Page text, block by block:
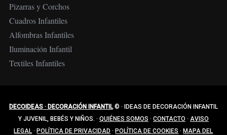
Pizarras y Corchos
Cuadros Infantiles
Alfombras Infantiles
Iluminación Infantil
Textiles Infantiles
DECOIDEAS · DECORACIÓN INFANTIL© · IDEAS DE DECORACIÓN INFANTIL
Y JUVENIL, BEBÉS Y NIÑOS. · QUIÉNES SOMOS · CONTACTO · AVISO
LEGAL · POLÍTICA DE PRIVACIDAD · POLÍTICA DE COOKIES · MAPA DEL